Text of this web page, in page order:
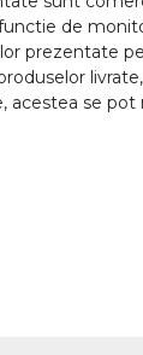
de
prezentate
acestea se pot